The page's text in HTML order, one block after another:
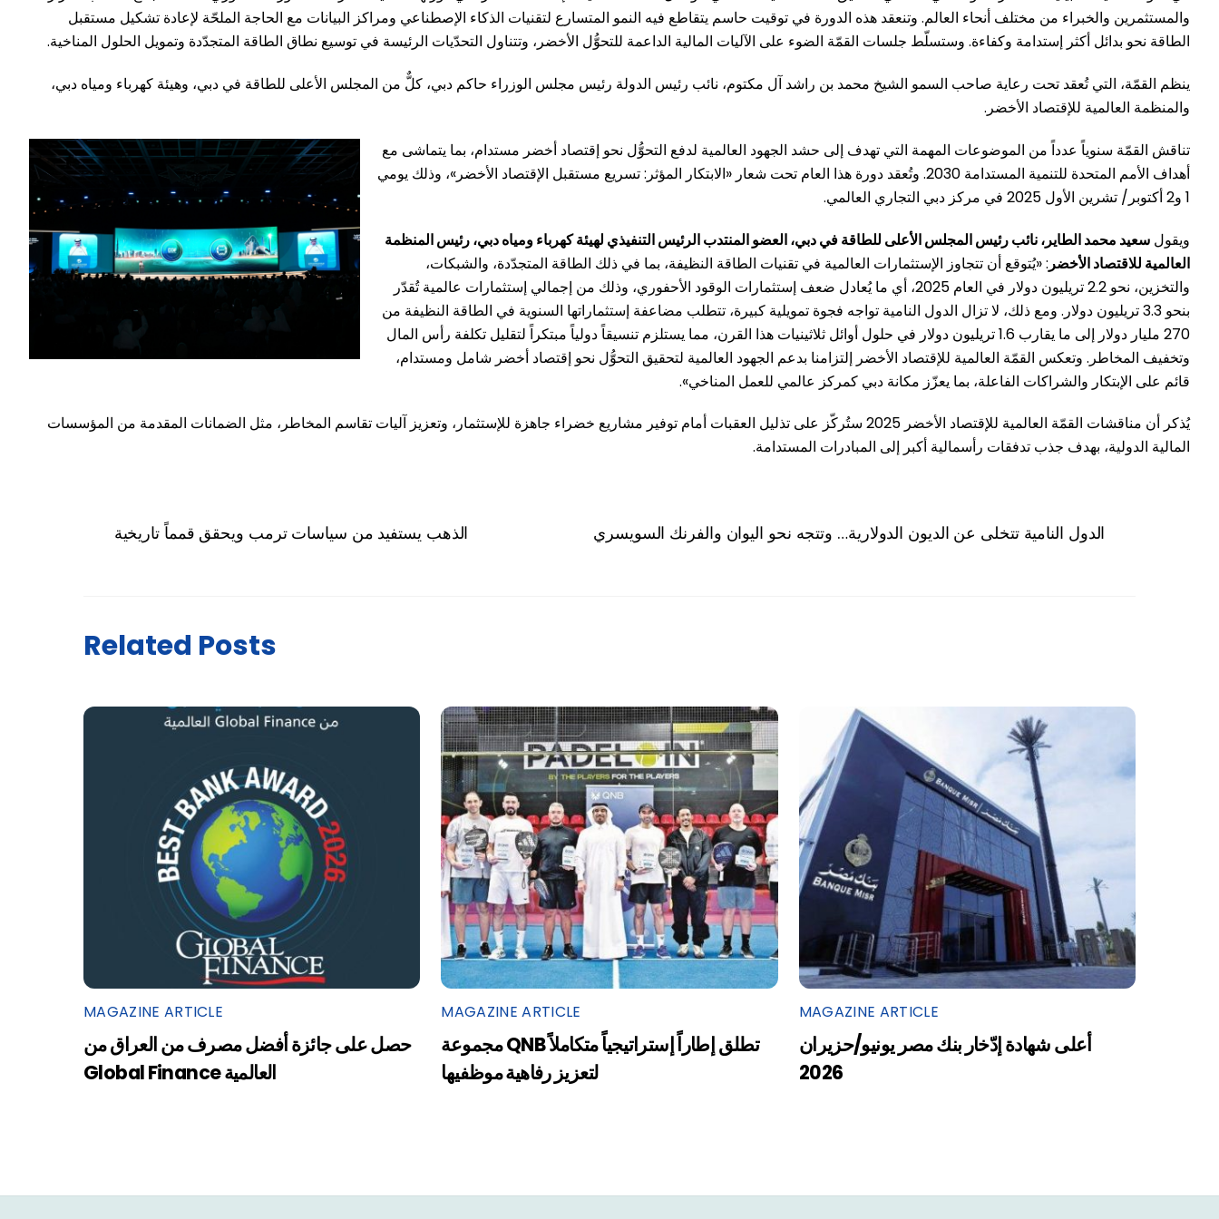
والمستثمرين والخبراء من مختلف أنحاء العالم. وتنعقد هذه الدورة في توقيت حاسم يتقاطع فيه النمو المتسارع لتقنيات الذكاء الإصطناعي ومراكز البيانات مع الحاجة الملحّة لإعادة تشكيل مستقبل
الطاقة نحو بدائل أكثر إستدامة وكفاءة. وستسلّط جلسات القمّة الضوء على الآليات المالية الداعمة للتحوُّل الأخضر، وتتناول التحدّيات الرئيسة في توسيع نطاق الطاقة المتجدّدة وتمويل الحلول المناخية.
ينظم القمّة، التي تُعقد تحت رعاية صاحب السمو الشيخ محمد بن راشد آل مكتوم، نائب رئيس الدولة رئيس مجلس الوزراء حاكم دبي، كلٌّ من المجلس الأعلى للطاقة في دبي، وهيئة كهرباء ومياه دبي،
والمنظمة العالمية للإقتصاد الأخضر.
تناقش القمّة سنوياً عدداً من الموضوعات المهمة التي تهدف إلى حشد الجهود العالمية لدفع التحوُّل نحو إقتصاد أخضر مستدام، بما يتماشى مع
أهداف الأمم المتحدة للتنمية المستدامة 2030. وتُعقد دورة هذا العام تحت شعار «الابتكار المؤثر: تسريع مستقبل الإقتصاد الأخضر»، وذلك يومي
1 و2 أكتوبر/ تشرين الأول 2025 في مركز دبي التجاري العالمي.
ويقول سعيد محمد الطاير، نائب رئيس المجلس الأعلى للطاقة في دبي، العضو المنتدب الرئيس التنفيذي لهيئة كهرباء ومياه دبي، رئيس المنظمة
العالمية للاقتصاد الأخضر: «يُتوقع أن تتجاوز الإستثمارات العالمية في تقنيات الطاقة النظيفة، بما في ذلك الطاقة المتجدّدة، والشبكات،
والتخزين، نحو 2.2 تريليون دولار في العام 2025، أي ما يُعادل ضعف إستثمارات الوقود الأحفوري، وذلك من إجمالي إستثمارات عالمية تُقدّر
بنحو 3.3 تريليون دولار. ومع ذلك، لا تزال الدول النامية تواجه فجوة تمويلية كبيرة، تتطلب مضاعفة إستثماراتها السنوية في الطاقة النظيفة من
270 مليار دولار إلى ما يقارب 1.6 تريليون دولار في حلول أوائل ثلاثينيات هذا القرن، مما يستلزم تنسيقاً دولياً مبتكراً لتقليل تكلفة رأس المال
وتخفيف المخاطر. وتعكس القمّة العالمية للإقتصاد الأخضر إلتزامنا بدعم الجهود العالمية لتحقيق التحوُّل نحو إقتصاد أخضر شامل ومستدام،
قائم على الإبتكار والشراكات الفاعلة، بما يعزّز مكانة دبي كمركز عالمي للعمل المناخي».
يُذكر أن مناقشات القمّة العالمية للإقتصاد الأخضر 2025 ستُركّز على تذليل العقبات أمام توفير مشاريع خضراء جاهزة للإستثمار، وتعزيز آليات تقاسم المخاطر، مثل الضمانات المقدمة من المؤسسات
المالية الدولية، بهدف جذب تدفقات رأسمالية أكبر إلى المبادرات المستدامة.
الذهب يستفيد من سياسات ترمب ويحقق قمماً تاريخية الدول النامية تتخلى عن الديون الدولارية… وتتجه نحو اليوان والفرنك السويسري
Related Posts
MAGAZINE ARTICLE
حصل على جائزة أفضل مصرف من العراق من
Global Finance العالمية
MAGAZINE ARTICLE
مجموعة QNB تطلق إطاراً إستراتيجياً متكاملاً
لتعزيز رفاهية موظفيها
MAGAZINE ARTICLE
أعلى شهادة إدّخار بنك مصر يونيو/حزيران
2026